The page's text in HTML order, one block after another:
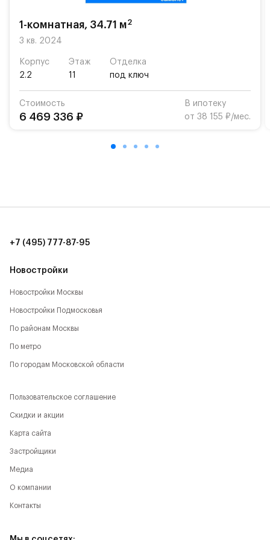
1-комнатная, 34.71 м2
3 кв. 2024
Корпус
2.2
Этаж
11
Отделка
под ключ
Стоимость
6 469 336 ₽
В ипотеку
от 38 155 ₽/мес.
Новостройки
Новостройки Москвы
Новостройки Подмосковья
По районам Москвы
По метро
По городам Московской области
+7 (495) 777-87-95
Пользовательское соглашение
Скидки и акции
Карта сайта
Застройщики
Медиа
О компании
Контакты